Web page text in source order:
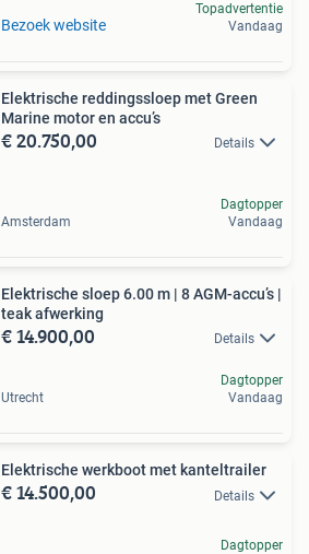
Bezoek website
Topadvertentie
Vandaag
Elektrische reddingssloep met Green
Marine motor en accu’s
€ 20.750,00 Details
Amsterdam
Dagtopper
Vandaag
Elektrische sloep 6.00 m | 8 AGM-accu’s |
teak afwerking
€ 14.900,00 Details
Utrecht
Dagtopper
Vandaag
Elektrische werkboot met kanteltrailer
€ 14.500,00 Details
Dagtopper